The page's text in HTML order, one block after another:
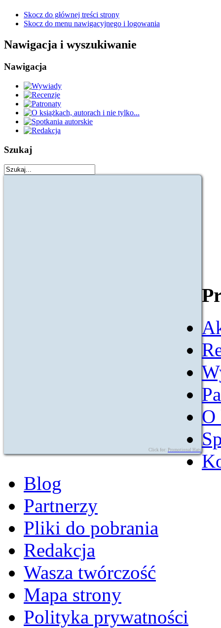
Skocz do głównej treści strony
Skocz do menu nawigacyjnego i logowania
Nawigacja i wyszukiwanie
Nawigacja
Szukaj
Click for: Promotional Hats
O
Blog
Partnerzy
Pliki do pobrania
Redakcja
Wasza twórczość
Mapa strony
Polityka prywatności